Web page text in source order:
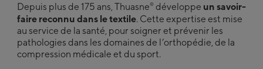
Depuis plus de 175 ans, Thuasne®développe un savoir-
faire reconnu dans le textile. Cette expertise est mise
au service de la santé, pour soigner et prévenir les
pathologies dans les domaines de l’orthopédie, de la
compression médicale et du sport.